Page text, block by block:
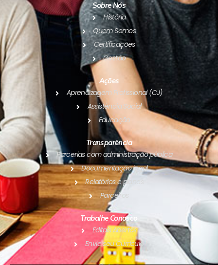
Sobre Nós
História
Quem Somos
Certificações
Gestão
Ações
Aprendizagem Profissional (CJ)
Assistência Social
Educação
Transparência
Parcerias com administração pública
Documentação legal
Relatórios e planos
Parceiros
Trabalhe Conosco
Editais Abertos
Envie seu Currículo